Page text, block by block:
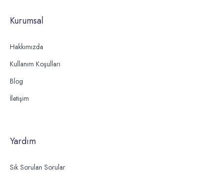
Kurumsal
Hakkımızda
Kullanım Koşulları
Blog
İletişim
Yardım
Sık Sorulan Sorular